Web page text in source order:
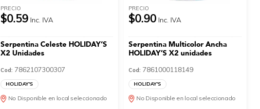
PRECIO
$0.59 Inc. IVA
Serpentina Celeste HOLIDAY’S
X2 Unidades
Cod: 7862107300307
HOLIDAY'S
No Disponible en local seleccionado
PRECIO
$0.90 Inc. IVA
Serpentina Multicolor Ancha
HOLIDAY’S X2 unidades
Cod: 7861000118149
HOLIDAY'S
No Disponible en local seleccionado